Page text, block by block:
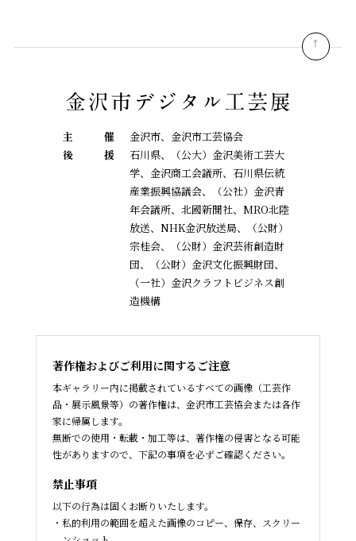
主 催
金沢市、金沢市工芸協会
後
援
石川県、（公大）金沢美術工芸大
学、金沢商工会議所、石川県伝統
産業振興協議会、
（公社）金沢青
年会議所、北國新聞社、MRO北陸
放送、NHK金沢放送局、（公財）
宗桂会、
（公財）金沢芸術創造財
団、（公財）金沢文化振興財団、
（一社）金沢クラフトビジネス創
造機構
著作権およびご利用に関するご注意
本ギャラリー内に掲載されているすべての画像（工芸作
品・展示風景等）の著作権は、金沢市工芸協会または各作
家に帰属します。
無断での使用・転載・加工等は、著作権の侵害となる可能
性がありますので、下記の事項を必ずご確認ください。
禁止事項
以下の行為は固くお断りいたします。
私的利用の範囲を超えた画像のコピー、保存、スクリー